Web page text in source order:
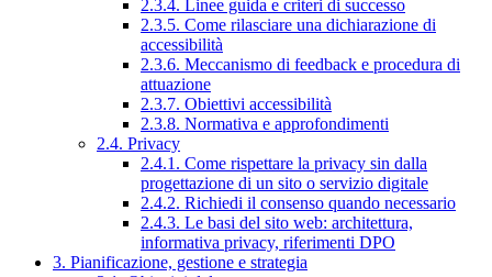
2.3.4. Linee guida e criteri di successo
2.3.5. Come rilasciare una dichiarazione di
accessibilità
2.3.6. Meccanismo di feedback e procedura di
attuazione
2.3.7. Obiettivi accessibilità
2.3.8. Normativa e approfondimenti
2.4. Privacy
2.4.1. Come rispettare la privacy sin dalla
progettazione di un sito o servizio digitale
2.4.2. Richiedi il consenso quando necessario
2.4.3. Le basi del sito web: architettura,
informativa privacy, riferimenti DPO
3. Pianificazione, gestione e strategia